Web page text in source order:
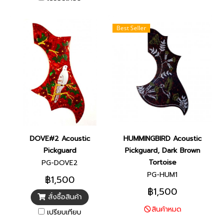
DOVE#2 Acoustic
Pickguard
PG-DOVE2
฿1,500
สั่งซื้อสินค้า
เปรียบเทียบ
Best Seller
HUMMINGBIRD Acoustic
Pickguard, Dark Brown
Tortoise
PG-HUM1
฿1,500
สินค้าหมด